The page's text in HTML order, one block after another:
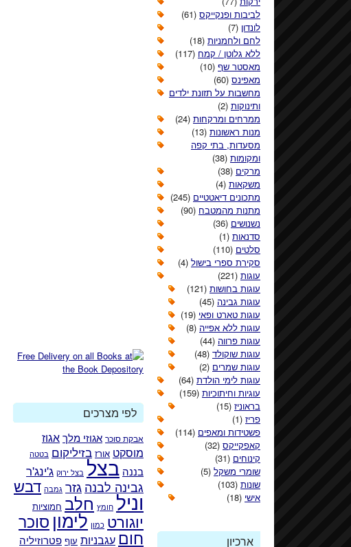
לפי מצרכים
אבקת סוכר אגוזי מלךאגוז
מוסקט אורז בזיליקום בטטה
בננה בצל בצל ירוק ג'ינג'ר
גבינה לבנהגזר גמבה דבש
וניל חומץ חלב חמוציות
יוגורט כמון לימוןסוכר
חוםעגבניות עוף פטרוזיליה
לביבות ופנקייקס (61)
לונדון (7)
לחם ולחמניות (18)
ללא גלוטן / קמח (117)
מאסטר שף (10)
מאפינס (60)
מחשבות על תזונת ילדים
ותינוקות (2)
ממרחים ומרקחות (24)
מנות ראשונות (13)
מסעדות, בתי קפה
ומקומות (38)
מרקים (38)
משקאות (4)
מתכונים דיאטטיים (245)
מתנות מהמטבח (90)
נשנושים (36)
סדנאות (1)
סלטים (110)
סקירת ספרי בישול (4)
עוגות (221)
עוגות בחושות (121)
עוגות גבינה (45)
עוגות טארט ופאי (19)
עוגות ללא אפייה (8)
עוגות פרווה (44)
עוגות שוקולד (48)
עוגות שמרים (2)
עוגות לימי הולדת (64)
עוגיות וחיתוכיות (159)
בראוניז (15)
פריז (1)
פשטידות ומאפים (114)
קאפקייקס (32)
קינוחים (31)
שומרי משקל (5)
שונות (103)
אישי (18)
ארכיון